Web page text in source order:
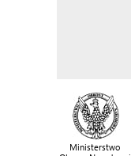
Ministerstwo